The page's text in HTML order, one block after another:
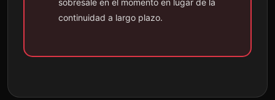
sobresale en el momento en lugar de la
continuidad a largo plazo.